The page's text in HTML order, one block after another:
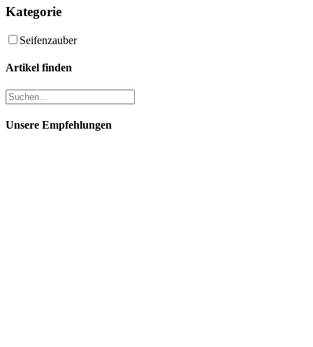
Kategorie
Seifenzauber
Artikel finden
Unsere Empfehlungen